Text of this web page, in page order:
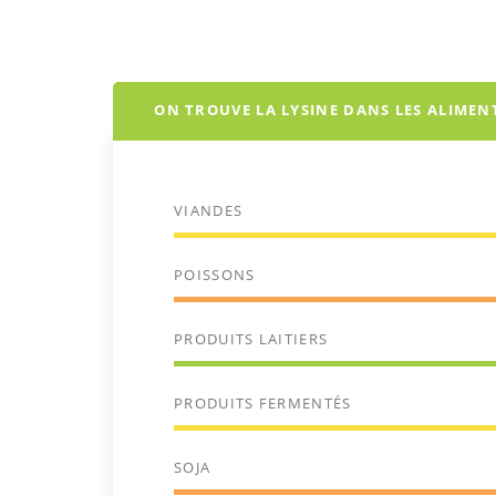
ON TROUVE LA LYSINE DANS LES
VIANDES
POISSONS
PRODUITS LAITIERS
PRODUITS FERMENTÉS
SOJA